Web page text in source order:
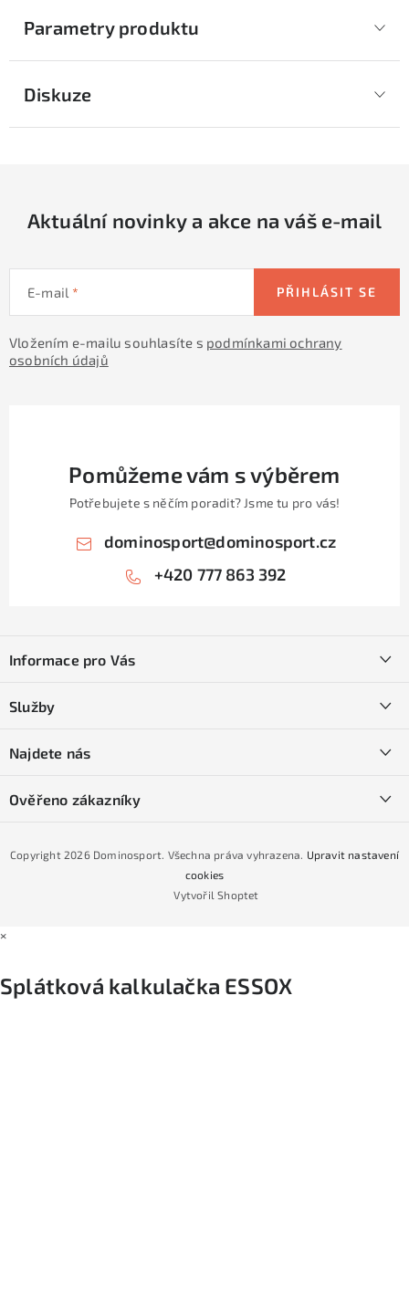
Parametry produktu
Diskuze
Aktuální novinky a akce na váš e-mail
E-mail
Vložením e-mailu souhlasíte s podmínkami ochrany
osobních údajů
PŘIHLÁSIT SE
Pomůžeme vám s výběrem
Potřebujete s něčím poradit? Jsme tu pro vás!
dominosport@dominosport.cz
+420 777 863 392
pInformace pro Vás
Obchodní podmínky
Podmínky GDPR
Podmínky nákupu na splátky ESSOX
Služby
Naše prodejna
Najdete nás
Ověřeno zákazníky
Vytvořil Shoptet
Copyright 2026 Dominosport. Všechna práva vyhrazena. Upravit nastavení
cookies
×
Splátková kalkulačka ESSOX